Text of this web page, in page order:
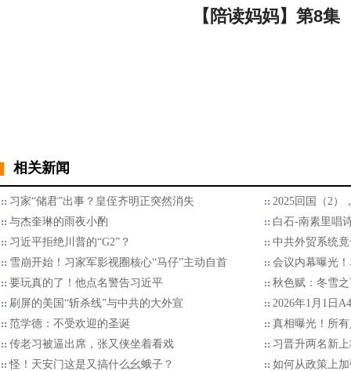
【陪读妈妈】第8集
相关新闻
习家“储君”出事？皇侄齐明正突然消失
2025回国（2）
与杰奎琳的雨夜小酌
白石-南素里唱
习近平拒绝川普的“G2”？
中共外贸系统
雪崩开始！习家军影视圈核心“马仔”主动自首
会议内幕曝光
要玩真的了！他点名警告习近平
秋色赋：冬雪
刷屏的美国“斩杀线”与中共的大外宣
2026年1月1日
范学德：不受欢迎的圣诞
真相曝光！所
传老习被逼出席，张又侠坐着看戏
习晋升两名新
怪！天安门这是又搞什么幺蛾子？
如何从政策上